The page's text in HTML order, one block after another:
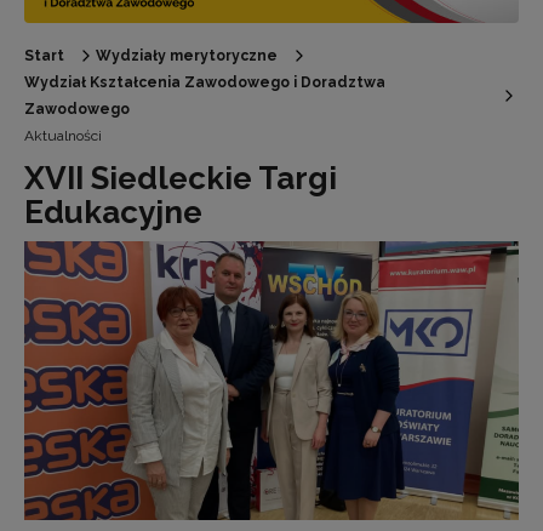
Start
Wydziały merytoryczne
Wydział Kształcenia Zawodowego i Doradztwa
Zawodowego
Aktualności
XVII Siedleckie Targi
Edukacyjne